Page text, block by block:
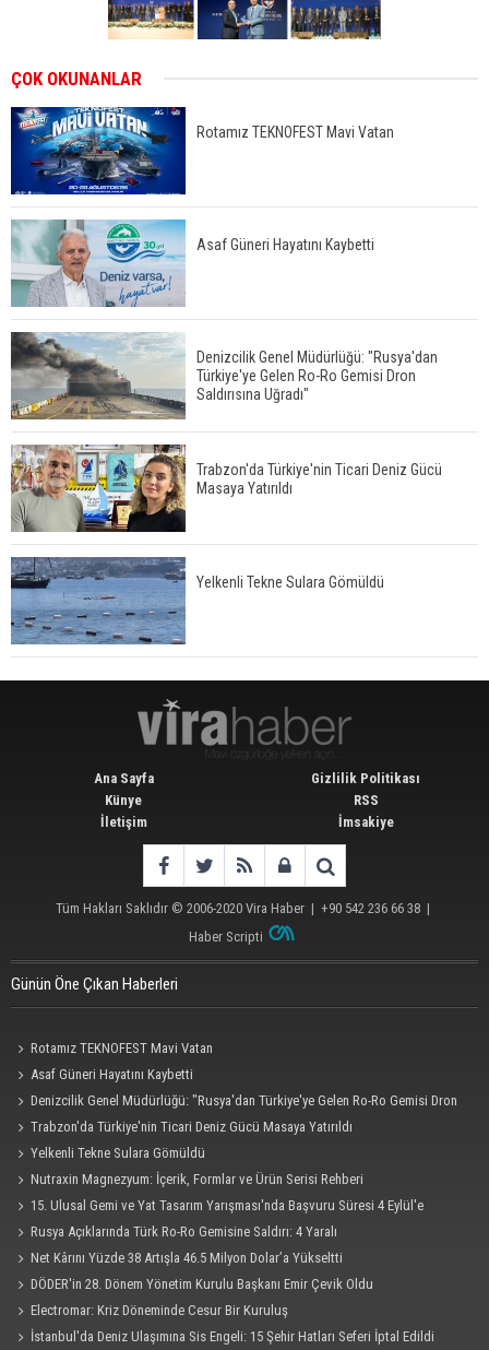
ÇOK OKUNANLAR
Rotamız TEKNOFEST Mavi Vatan
Asaf Güneri Hayatını Kaybetti
Denizcilik Genel Müdürlüğü: "Rusya'dan
Türkiye'ye Gelen Ro-Ro Gemisi Dron
Saldırısına Uğradı"
Trabzon'da Türkiye'nin Ticari Deniz Gücü
Masaya Yatırıldı
Yelkenli Tekne Sulara Gömüldü
Ana Sayfa
Künye
İletişim
Gizlilik Politikası
RSS
İmsakiye
Tüm Hakları Saklıdır © 2006-2020 Vira Haber | +90 542 236 66 38 |
Haber Scripti
Günün Öne Çıkan Haberleri
Rotamız TEKNOFEST Mavi Vatan
Asaf Güneri Hayatını Kaybetti
Denizcilik Genel Müdürlüğü: "Rusya'dan Türkiye'ye Gelen Ro-Ro Gemisi Dron
Saldırısına Uğradı"
Trabzon'da Türkiye'nin Ticari Deniz Gücü Masaya Yatırıldı
Yelkenli Tekne Sulara Gömüldü
Nutraxin Magnezyum: İçerik, Formlar ve Ürün Serisi Rehberi
15. Ulusal Gemi ve Yat Tasarım Yarışması'nda Başvuru Süresi 4 Eylül'e
Uzatıldı
Rusya Açıklarında Türk Ro-Ro Gemisine Saldırı: 4 Yaralı
Net Kârını Yüzde 38 Artışla 46.5 Milyon Dolar’a Yükseltti
DÖDER'in 28. Dönem Yönetim Kurulu Başkanı Emir Çevik Oldu
Electromar: Kriz Döneminde Cesur Bir Kuruluş
İstanbul'da Deniz Ulaşımına Sis Engeli: 15 Şehir Hatları Seferi İptal Edildi